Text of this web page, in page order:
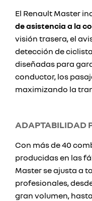
El Renault Master
de asistencia a la
visión trasera, el
detección de
diseñadas para
conductor, los
maximizando la
ADAPTABILIDAD
Con más de 40
producidas en las
Master se ajusta a
profesionales,
gran volumen,